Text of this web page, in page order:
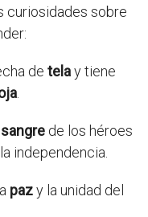
curiosidades sobre
de telay tiene
sangre de los héroes
independencia.
pazy la unidad del